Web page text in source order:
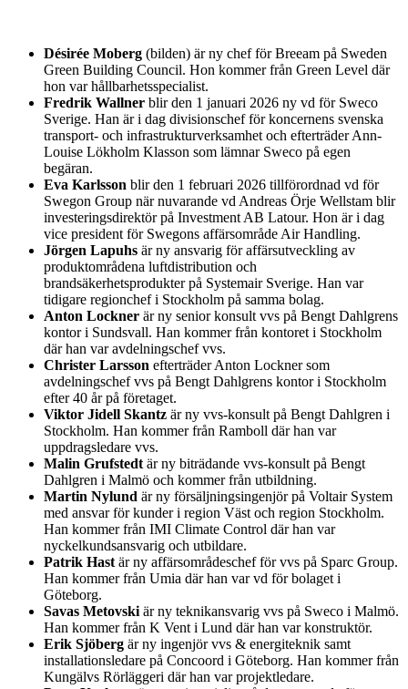
Désirée Moberg (bilden) är ny chef för Breeam på Sweden
Green Building Council. Hon kommer från Green Level där
hon var hållbarhetsspecialist.
Fredrik Wallner blir den 1 januari 2026 ny vd för Sweco
Sverige. Han är i dag divisionschef för koncernens svenska
transport- och infrastrukturverksamhet och efterträder Ann-
Louise Lökholm Klasson som lämnar Sweco på egen
begäran.
Eva Karlsson blir den 1 februari 2026 tillförordnad vd för
Swegon Group när nuvarande vd Andreas Örje Wellstam blir
investeringsdirektör på Investment AB Latour. Hon är i dag
vice president för Swegons affärsområde Air Handling.
Jörgen Lapuhs är ny ansvarig för affärsutveckling av
produktområdena luftdistribution och
brandsäkerhetsprodukter på Systemair Sverige. Han var
tidigare regionchef i Stockholm på samma bolag.
Anton Lockner är ny senior konsult vvs på Bengt Dahlgrens
kontor i Sundsvall. Han kommer från kontoret i Stockholm
där han var avdelningschef vvs.
Christer Larsson efterträder Anton Lockner som
avdelningschef vvs på Bengt Dahlgrens kontor i Stockholm
efter 40 år på företaget.
Viktor Jidell Skantz är ny vvs-konsult på Bengt Dahlgren i
Stockholm. Han kommer från Ramboll där han var
uppdragsledare vvs.
Malin Grufstedt är ny biträdande vvs-konsult på Bengt
Dahlgren i Malmö och kommer från utbildning.
Martin Nylund är ny försäljningsingenjör på Voltair System
med ansvar för kunder i region Väst och region Stockholm.
Han kommer från IMI Climate Control där han var
nyckelkundsansvarig och utbildare.
Patrik Hast är ny affärsområdeschef för vvs på Sparc Group.
Han kommer från Umia där han var vd för bolaget i
Göteborg.
Savas Metovski är ny teknikansvarig vvs på Sweco i Malmö.
Han kommer från K Vent i Lund där han var konstruktör.
Erik Sjöberg är ny ingenjör vvs & energiteknik samt
installationsledare på Concoord i Göteborg. Han kommer från
Kungälvs Rörläggeri där han var projektledare.